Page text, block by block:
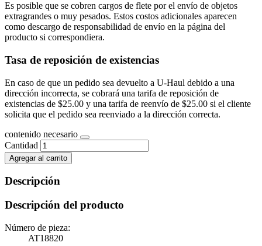
Es posible que se cobren cargos de flete por el envío de objetos
extragrandes o muy pesados. Estos costos adicionales aparecen
como descargo de responsabilidad de envío en la página del
producto si correspondiera.
Tasa de reposición de existencias
En caso de que un pedido sea devuelto a U-Haul debido a una
dirección incorrecta, se cobrará una tarifa de reposición de
existencias de $25.00 y una tarifa de reenvío de $25.00 si el cliente
solicita que el pedido sea reenviado a la dirección correcta.
contenido necesario
Cantidad
Agregar al carrito
Descripción
Descripción del producto
Número de pieza:
AT18820